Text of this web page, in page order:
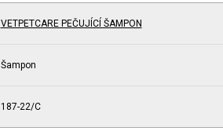
VETPETCARE PEČUJÍCÍ ŠAMPON
Šampon
187-22/C